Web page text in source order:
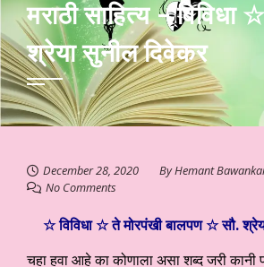
मराठी साहित्य –
श्रेया सुनील दिवेकर
December 28, 2020 ByHemant
No Comments
☆ विविधा ☆ ते मोरपंखी बालपण ☆ सौ.
चहा हवा आहे का कोणाला असा शब्द जरी कानी